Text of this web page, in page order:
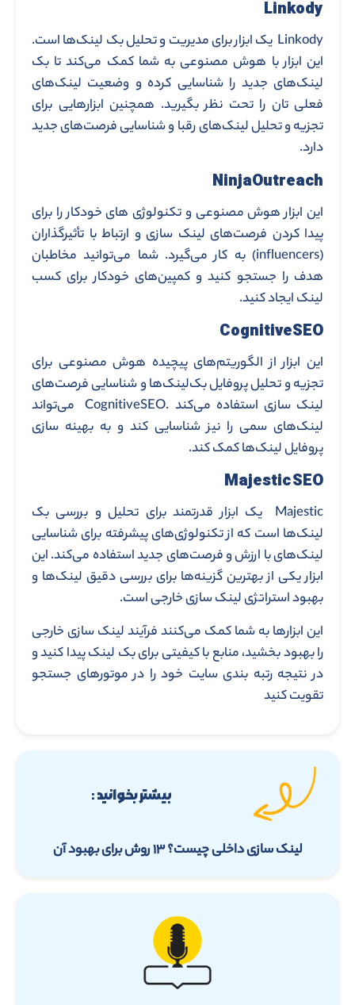
Linkody
Linkody یک ابزار برای مدیریت و تحلیل بک‌ لینک‌ها است.
این ابزار با هوش مصنوعی به شما کمک می‌کند تا بک‌
لینک‌های جدید را شناسایی کرده و وضعیت لینک‌های
فعلی‌ تان را تحت نظر بگیرید. همچنین ابزارهایی برای
تجزیه و تحلیل لینک‌های رقبا و شناسایی فرصت‌های جدید
دارد.
NinjaOutreach
این ابزار هوش مصنوعی و تکنولوژی‌ های خودکار را برای
پیدا کردن فرصت‌های لینک ‌سازی و ارتباط با تأثیرگذاران
(influencers) به کار می‌گیرد. شما می‌توانید مخاطبان
هدف را جستجو کنید و کمپین‌های خودکار برای کسب
لینک ایجاد کنید.
CognitiveSEO
این ابزار از الگوریتم‌های پیچیده هوش مصنوعی برای
تجزیه و تحلیل پروفایل بک‌لینک‌ها و شناسایی فرصت‌های
لینک ‌سازی استفاده می‌کند .CognitiveSEO می‌تواند
لینک‌های سمی را نیز شناسایی کند و به بهینه‌ سازی
پروفایل لینک‌ها کمک کند.
Majestic SEO
Majestic یک ابزار قدرتمند برای تحلیل و بررسی بک‌
لینک‌ها است که از تکنولوژی‌های پیشرفته برای شناسایی
لینک‌های با ارزش و فرصت‌های جدید استفاده می‌کند. این
ابزار یکی از بهترین گزینه‌ها برای بررسی دقیق لینک‌ها و
بهبود استراتژی لینک ‌سازی خارجی است.
این ابزارها به شما کمک می‌کنند فرآیند لینک‌ سازی خارجی
را بهبود بخشید، منابع با کیفیتی برای بک ‌لینک پیدا کنید و
در نتیجه رتبه ‌بندی سایت خود را در موتورهای جستجو
تقویت کنید
بیشتر بخوانید :
لینک سازی داخلی چیست؟ ۱۳ روش برای بهبود آن